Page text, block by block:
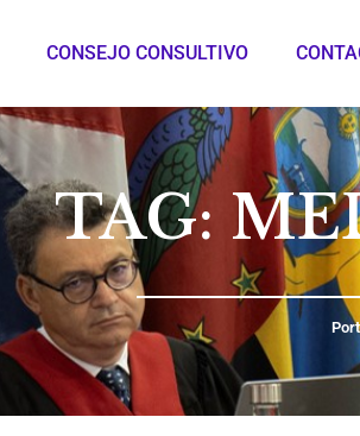
CONSEJO CONSULTIVO
TAG: